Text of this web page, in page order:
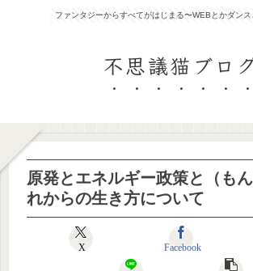
ファンタジーからすべてがはじまる〜WEBとかダンス
不思議猫ブロ
原発とエネルギー政策と（も
れからの生き方について
X Facebook